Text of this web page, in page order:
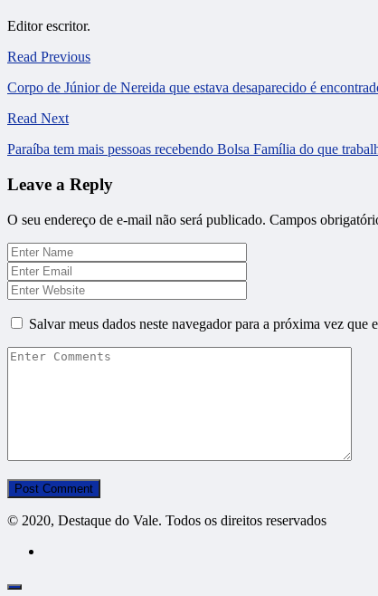
Editor escritor.
Read Previous
Corpo de Júnior de Nereida que estava desaparecido é
Read Next
Paraíba tem mais pessoas recebendo Bolsa Família do que
Leave a Reply
O seu endereço de e-mail não será publicado. Campos
Salvar meus dados neste navegador para a próxima vez que
© 2020, Destaque do Vale. Todos os direitos reservados